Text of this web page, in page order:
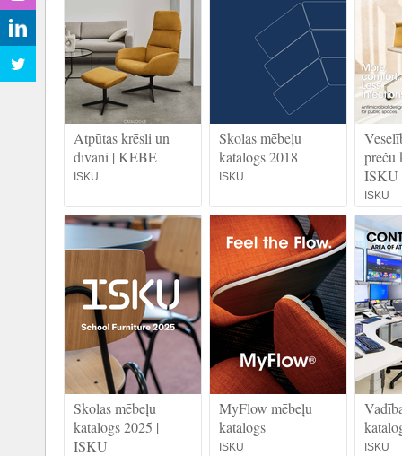
Atpūtas krēsli un
dīvāni | KEBE
ISKU
Skolas mēbeļu
katalogs 2018
ISKU
preču
ISKU
ISKU
Skolas mēbeļu
katalogs 2025 |
ISKU
MyFlow mēbeļu
katalogs
ISKU ISKU